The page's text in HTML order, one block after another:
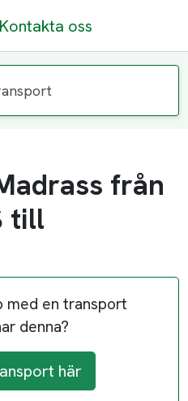
Kontakta oss
från
till
med en transport
denna?
här